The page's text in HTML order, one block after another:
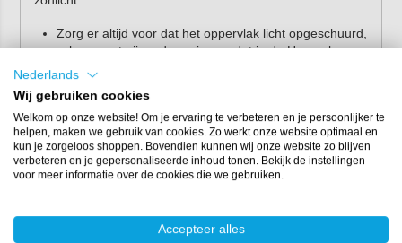
Zorg er altijd voor dat het oppervlak licht opgeschuurd,
schoon, vetvrij en droog is voordat je de Hempel
Classic gaat aanbrengen.
Zorg dat de ondergrond goed is voorbehandeld voor
ondergrond metHempel Underwater Primer als het
oppervlak onbehandeld is of als de oude antifouling in
slechte staat verkeert.
Roer de inhoud goed door voor een mooie kleur. De
Breng 1 laag Hempel Classic aan met een droge
laagdikte van 40 µm. Voeg indien nodig maximaal
Nederlands
Wij gebruiken cookies
Welkom op onze website! Om je ervaring te verbeteren en je persoonlijker te
helpen, maken we gebruik van cookies. Zo werkt onze website optimaal en
kun je zorgeloos shoppen. Bovendien kunnen wij onze website zo blijven
verbeteren en je gepersonaliseerde inhoud tonen. Bekijk de instellingen
voor meer informatie over de cookies die we gebruiken.
Accepteer alles